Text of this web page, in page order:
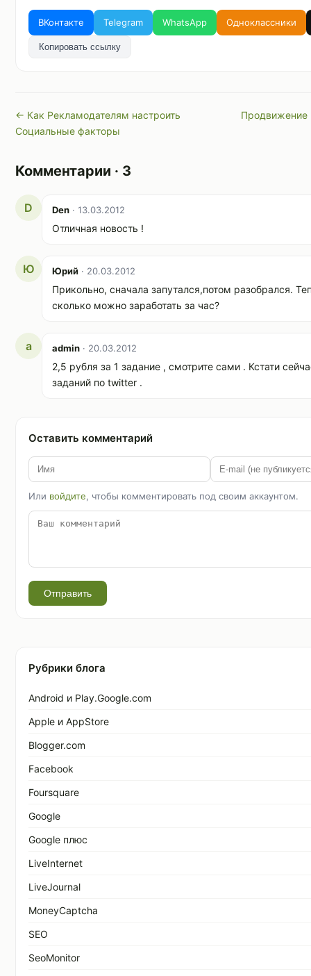
ВКонтакте Telegram WhatsApp Одноклассники
Копировать ссылку
← Как Рекламодателям настроить
Социальные факторы
Продвижение
Комментарии · 3
D Den · 13.03.2012
Отличная новость !
Ю Юрий · 20.03.2012
Прикольно, сначала запутался,потом разобрался.
сколько можно заработать за час?
a admin · 20.03.2012
2,5 рубля за 1 задание , смотрите сами . Кстати
заданий по twitter .
Оставить комментарий
Или войдите, чтобы комментировать под своим аккаунтом.
Отправить
Рубрики блога
Android и Play.Google.com
Apple и AppStore
Blogger.com
Facebook
Foursquare
Google
Google плюс
LiveInternet
LiveJournal
MoneyCaptcha
SEO
SeoMonitor